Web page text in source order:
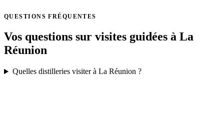
QUESTIONS FRÉQUENTES
Vos questions sur visites guidées à La
Réunion
Quelles distilleries visiter à La Réunion ?